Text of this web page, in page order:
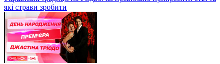
які страви зробити